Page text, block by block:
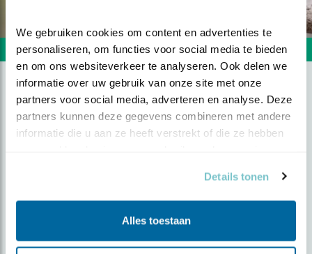
We gebruiken cookies om content en advertenties te
personaliseren, om functies voor social media te bieden
en om ons websiteverkeer te analyseren. Ook delen we
informatie over uw gebruik van onze site met onze
partners voor social media, adverteren en analyse. Deze
partners kunnen deze gegevens combineren met andere
informatie die u aan ze heeft verstrekt of die ze hebben
Details tonen
Alles toestaan
Volgende foto Vorige foto
HAAKBEK
Door Leo Tukker | Geplaatst op dinsdag 2 juli 2024
Bij het hotel hangen het jaar rond feeders,
ochtends vroeg in de tuin gaan zitten en kon